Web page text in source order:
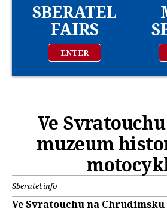
SBERATEL
FAIRS
ENTER
Ve
muzeum
Sberatel.info
Ve Svratouchu na